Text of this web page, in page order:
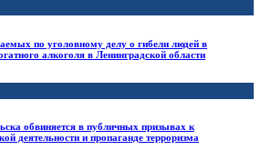
по уголовному делу о гибели людей в
алкоголя в Ленинградской области
обвиняется в публичных призывах к
деятельности и пропаганде терроризма